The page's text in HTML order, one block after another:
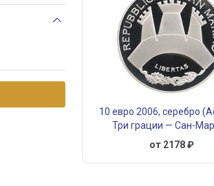
10 евро 2006, серебро
Три грации — Сан-
от 2178 ₽